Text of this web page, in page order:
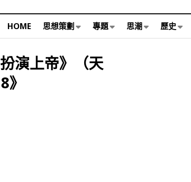
HOME 思想策劃 專題 思潮 歷史
演上帝》（天